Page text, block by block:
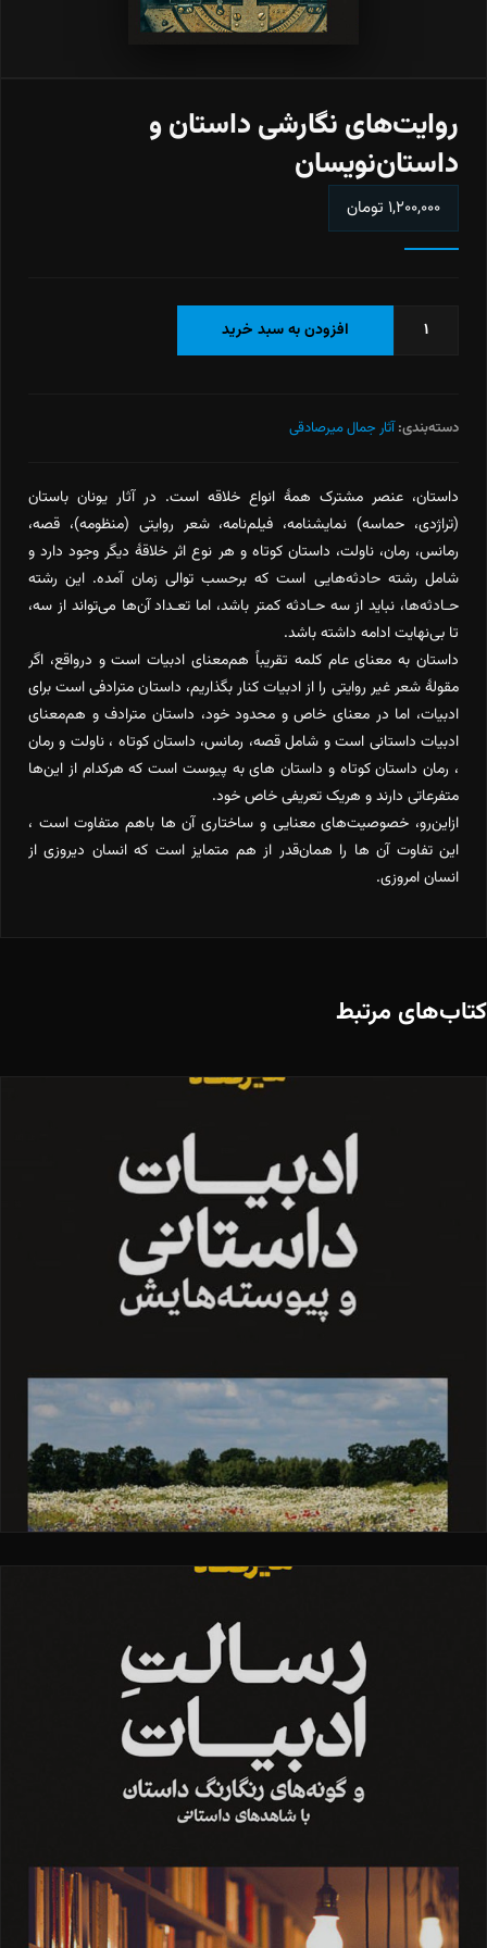
روایت‌های نگارشی داستان و
داستان‌نویسان
۱,۲۰۰,۰۰۰ تومان
روایت‌های
داستان‌نویسان
افزودن به سبد خرید
دسته‌بندی: آثار جمال میرصادقی
داستان، عنصر مشترک همۀ انواع خلاقه است. در آثار یونان باستان
(تراژدی، حماسه) نمایشنامه، فیلم‌نامه، شعر روایتی (منظومه)، قصه،
رمانس، رمان، ناولت، داستان کوتاه و هر نوع اثر خلاقۀ دیگر وجود دارد و
شامل رشته حادثه‌‌هایی است که برحسب توالی زمان آمده. این رشته
حـادثه‌‌ها، نباید از سه حـادثه کمتر باشد، اما تعـداد آن‌‌ها می‌‌تواند از سه،
تا بی‌‌نهایت ادامه داشته باشد.
داستان به معنای عام کلمه تقریباً هم‌معنای ادبیات است و درواقع، اگر
مقولۀ شعر غیر روایتی را از ادبیات کنار بگذاریم، داستان مترادفی است برای
ادبیات، اما در معنای خاص و محدود خود، داستان مترادف و هم‌معنای
ادبیات داستانی است و شامل قصه، رمانس، داستان کوتاه ، ناولت و رمان
، رمان داستان کوتاه و داستان های به پیوست است که هرکدام از این‌ها
متفرعاتی دارند و هریک تعریفی خاص خود.
ازاین‌رو، خصوصیت‌های معنایی و ساختاری آن ها باهم متفاوت است ،
این تفاوت آن ها را همان‌قدر از هم متمایز است که انسان دیروزی از
انسان امروزی.
کتاب‌های مرتبط